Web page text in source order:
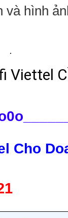
hình
Viettel
Cho